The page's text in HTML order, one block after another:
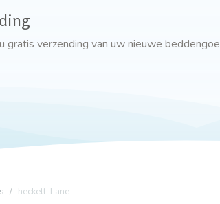
gratis verzending van uw nieuwe
heckett-Lane